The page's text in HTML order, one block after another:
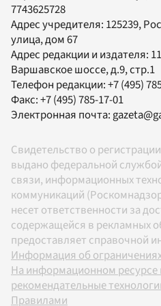
7743625728
Адрес учредителя: 125239,
улица, дом 67
Адрес редакции и издателя:
Варшавское шоссе, д.9, стр.1
Телефон редакции:+7 (495)
Факс:+7 (495) 785-17-01
Электронная почта:
Свидетельство о
выдано федеральной
связи, информационных
коммуникаций
несет ответственности за
содержащейся в рекламных
предоставляет справочной
Информация об
На информационном
рекомендательные
Правилами